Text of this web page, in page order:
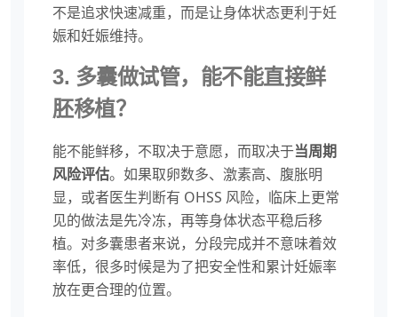
不是追求快速减重，而是让身体状态更利于妊
娠和妊娠维持。
3. 多囊做试管，能不能直接鲜
胚移植？
能不能鲜移，不取决于意愿，而取决于当周期
风险评估。如果取卵数多、激素高、腹胀明
显，或者医生判断有 OHSS 风险，临床上更常
见的做法是先冷冻，再等身体状态平稳后移
植。对多囊患者来说，分段完成并不意味着效
率低，很多时候是为了把安全性和累计妊娠率
放在更合理的位置。